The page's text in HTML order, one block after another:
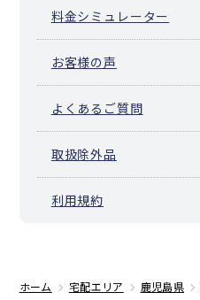
料金シミュレーター
お客様の声
よくあるご質問
取扱除外品
利用規約
ホーム 宅配エリア 鹿児島県